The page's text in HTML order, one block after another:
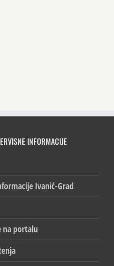
INFORMACIJE
Ivanić-Grad
na portalu